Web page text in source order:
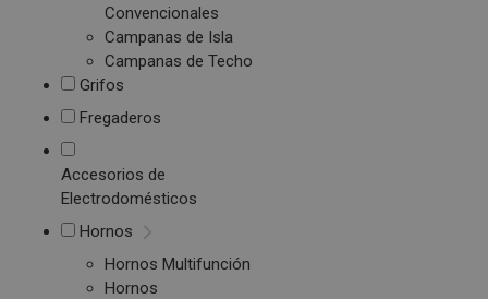
Convencionales
Campanas de Isla
Campanas de Techo
Grifos
Fregaderos
Accesorios de
Electrodomésticos
Hornos
Hornos Multifunción
Hornos